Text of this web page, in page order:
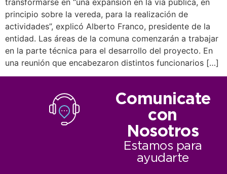
transformarse en “una expansión en la vía pública, en
principio sobre la vereda, para la realización de
actividades”, explicó Alberto Franco, presidente de la
entidad. Las áreas de la comuna comenzarán a trabajar
en la parte técnica para el desarrollo del proyecto. En
una reunión que encabezaron distintos funcionarios […]
Comunicate
con
Nosotros
Estamos para
ayudarte